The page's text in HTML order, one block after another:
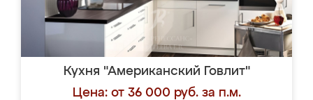
Кухня "Американский Говлит"
Цена: от 36 000 руб. за п.м.